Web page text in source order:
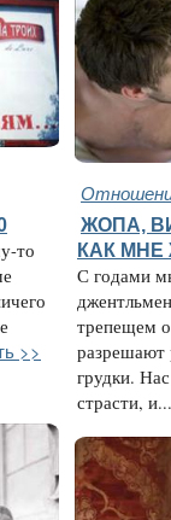
то
>>
ЖОПА,
КАК
С годами
трепещем
разрешают
грудки.
страсти, и...